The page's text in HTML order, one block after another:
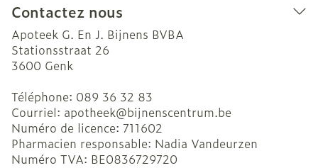
Contactez nous
Apoteek G. En J. Bijnens BVBA
Stationsstraat 26
3600 Genk
Téléphone: 089 36 32 83
Courriel: apotheek@bijnenscentrum.be
Numéro de licence: 711602
Pharmacien responsable: Nadia Vandeurzen
Numéro TVA: BE0836729720